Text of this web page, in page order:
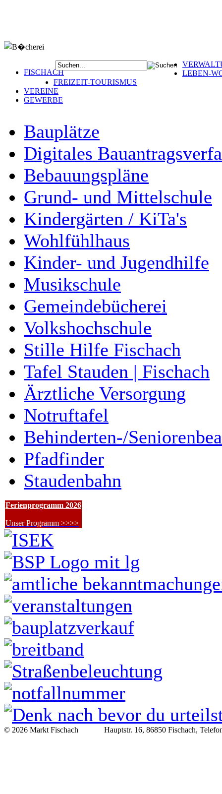
FISCHACH
LEBEN-
FREIZEIT-TOURISMUS
VEREINE
GEWERBE
Bauplätze
Digitales
Bebauungspläne
Grund- und Mittelschule
Kindergärten / KiTa's
Wohlfühlhaus
Kinder- und Jugendhilfe
Musikschule
Gemeindebücherei
Volkshochschule
Stille Hilfe Fischach
Tafel Stauden | Fischach
Ärztliche Versorgung
Notruftafel
Behinderten-/
Pfadfinder
Staudenbahn
Ferienprogramm 2026
Unser Programm >>>>
© 2026 Markt Fischach Hauptstr. 16, 86850 Fischach, Telefon